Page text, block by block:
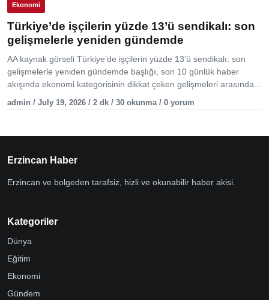
Ekonomi
Türkiye’de işçilerin yüzde 13’ü sendikalı: son
gelişmelerle yeniden gündemde
AA kaynak görseli Türkiye’de işçilerin yüzde 13’ü sendikalı: son
gelişmelerle yeniden gündemde başlığı, son 10 günlük haber
akışında ekonomi kategorisinin dikkat çeken gelişmeleri arasında...
admin / July 19, 2026 / 2 dk / 30 okunma / 0 yorum
Erzincan Haber
Erzincan ve bolgeden tarafsiz, hizli ve okunabilir haber akisi.
Kategoriler
Dünya
Eğitim
Ekonomi
Gündem